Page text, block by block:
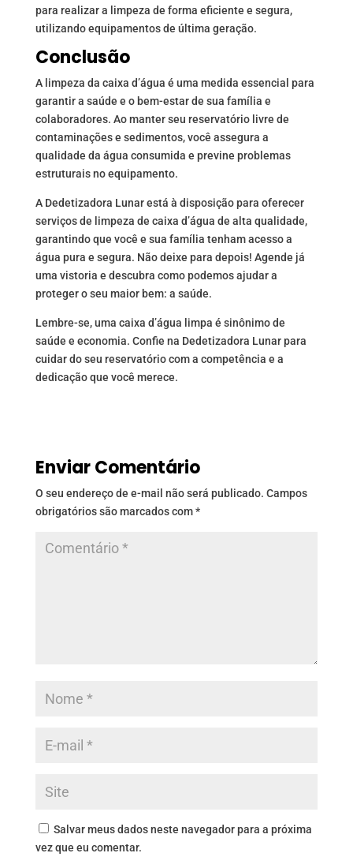
para realizar a limpeza de forma eficiente e segura,
utilizando equipamentos de última geração.
Conclusão
A limpeza da caixa d’água é uma medida essencial para
garantir a saúde e o bem-estar de sua família e
colaboradores. Ao manter seu reservatório livre de
contaminações e sedimentos, você assegura a
qualidade da água consumida e previne problemas
estruturais no equipamento.
A Dedetizadora Lunar está à disposição para oferecer
serviços de limpeza de caixa d’água de alta qualidade,
garantindo que você e sua família tenham acesso a
água pura e segura. Não deixe para depois! Agende já
uma vistoria e descubra como podemos ajudar a
proteger o seu maior bem: a saúde.
Lembre-se, uma caixa d’água limpa é sinônimo de
saúde e economia. Confie na Dedetizadora Lunar para
cuidar do seu reservatório com a competência e a
dedicação que você merece.
Enviar Comentário
O seu endereço de e-mail não será publicado. Campos
obrigatórios são marcados com*
Salvar meus dados neste navegador para a próxima
vez que eu comentar.